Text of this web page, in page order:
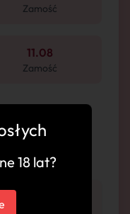
Zamość
11.08
Zamość
18 lat?